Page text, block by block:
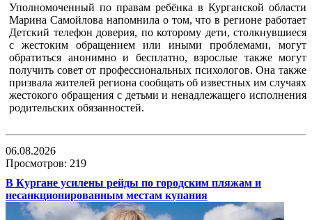
Уполномоченный по правам ребёнка в Курганской области
Марина Самойлова напомнила о том, что в регионе работает
Детский телефон доверия, по которому дети, столкнувшиеся
с жестоким обращением или иными проблемами, могут
обратиться анонимно и бесплатно, взрослые также могут
получить совет от профессиональных психологов. Она также
призвала жителей региона сообщать об известных им случаях
жестокого обращения с детьми и ненадлежащего исполнения
родительских обязанностей.
06.08.2026
Просмотров: 219
В Кургане усилены рейды по городским пляжам и
несанкционированным местам купания